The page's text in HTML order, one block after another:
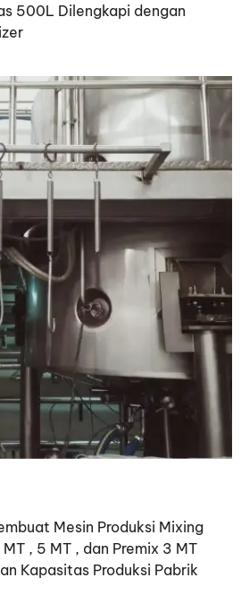
500L Dilengkapi dengan
Mesin Produksi Mixing
, 5 MT , dan Premix 3 MT
Kapasitas Produksi Pabrik